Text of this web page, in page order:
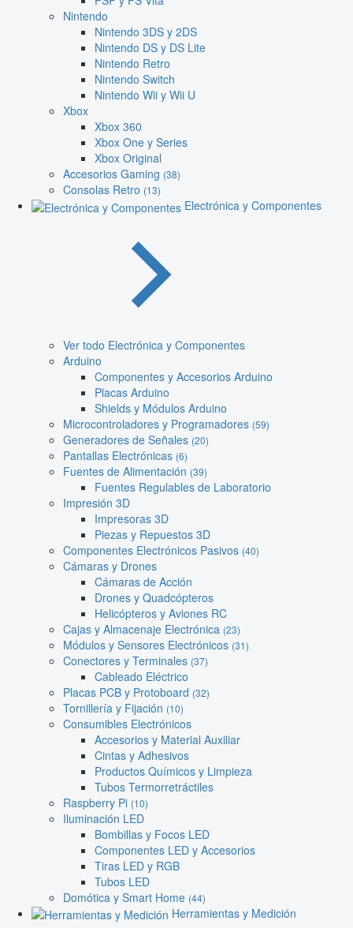
Nintendo
Nintendo 3DS y 2DS
Nintendo DS y DS Lite
Nintendo Retro
Nintendo Switch
Nintendo Wii y Wii U
Xbox
Xbox 360
Xbox One y Series
Xbox Original
Accesorios Gaming (38)
Consolas Retro (13)
Electrónica y Componentes
Ver todo Electrónica y Componentes
Arduino
Componentes y Accesorios Arduino
Placas Arduino
Shields y Módulos Arduino
Microcontroladores y Programadores (59)
Generadores de Señales (20)
Pantallas Electrónicas (6)
Fuentes de Alimentación (39)
Fuentes Regulables de Laboratorio
Impresión 3D
Impresoras 3D
Piezas y Repuestos 3D
Componentes Electrónicos Pasivos (40)
Cámaras y Drones
Cámaras de Acción
Drones y Quadcópteros
Helicópteros y Aviones RC
Cajas y Almacenaje Electrónica (23)
Módulos y Sensores Electrónicos (31)
Conectores y Terminales (37)
Cableado Eléctrico
Placas PCB y Protoboard (32)
Tornillería y Fijación (10)
Consumibles Electrónicos
Accesorios y Material Auxiliar
Cintas y Adhesivos
Productos Químicos y Limpieza
Tubos Termorretráctiles
Raspberry Pi (10)
Iluminación LED
Bombillas y Focos LED
Componentes LED y Accesorios
Tiras LED y RGB
Tubos LED
Domótica y Smart Home (44)
Herramientas y Medición